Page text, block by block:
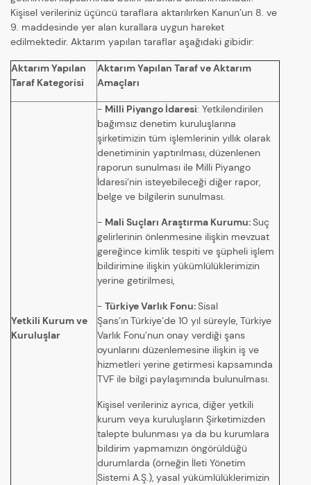
Kişisel verileriniz üçüncü taraflara aktarılırken Kanun’un 8. ve
9. maddesinde yer alan kurallara uygun hareket
edilmektedir. Aktarım yapılan taraflar aşağıdaki gibidir:
Aktarım Yapılan
Taraf Kategorisi
Aktarım Yapılan Taraf ve Aktarım
Amaçları
Yetkili Kurum ve
Kuruluşlar
- Milli Piyango İdaresi: Yetkilendirilen
bağımsız denetim kuruluşlarına
şirketimizin tüm işlemlerinin yıllık olarak
denetiminin yaptırılması, düzenlenen
raporun sunulması ile Milli Piyango
İdaresi’nin isteyebileceği diğer rapor,
belge ve bilgilerin sunulması.
- Mali Suçları Araştırma Kurumu:Suç
gelirlerinin önlenmesine ilişkin mevzuat
gereğince kimlik tespiti ve şüpheli işlem
bildirimine ilişkin yükümlülüklerimizin
yerine getirilmesi,
- Türkiye Varlık Fonu:Sisal
Şans’ınTürkiye’de 10 yıl süreyle, Türkiye
Varlık Fonu’nun onay verdiği şans
oyunlarını düzenlemesine ilişkin iş ve
hizmetleri yerine getirmesi kapsamında
TVF ile bilgi paylaşımında bulunulması.
Kişisel verileriniz ayrıca, diğer yetkili
kurum veya kuruluşların Şirketimizden
talepte bulunması ya da bu kurumlara
bildirim yapmamızın öngörüldüğü
durumlarda (örneğin İleti Yönetim
Sistemi A.Ş.), yasal yükümlülüklerimizin